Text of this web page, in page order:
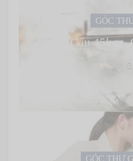
GÓC
Gấu 45kg –
GÓC THƯ